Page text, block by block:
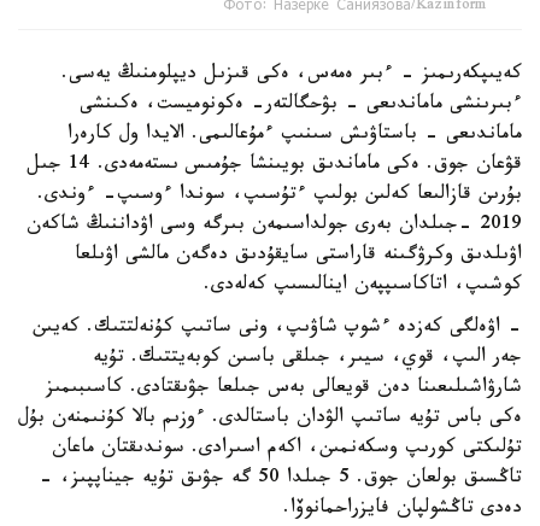
Фото: Назерке Саниязова/Kazinform
كەيىپكەرىمىز - ءبىر ەمەس، ەكى قىزىل ديپلومنىڭ يەسى.
ءبىرىنشى ماماندىعى - بۋحگالتەر- ەكونوميست، ەكىنشى
ماماندىعى - باستاۋىش سىنىپ ءمۇعالىمى. الايدا ول كارەرا
قۋعان جوق. ەكى ماماندىق بويىنشا جۇمىس ىستەمەدى. 14 جىل
بۇرىن قازالىعا كەلىن بولىپ ءتۇسىپ، سوندا ءوسىپ- ءوندى.
2019 -جىلدان بەرى جولداسىمەن بىرگە وسى اۋداننىڭ شاكەن
اۋىلدىق وكرۋگىنە قاراستى سايقۇدىق دەگەن مالشى اۋىلعا
كوشىپ، اتاكاسىپپەن اينالىسىپ كەلەدى.
- اۋەلگى كەزدە ءشوپ شاۋىپ، ونى ساتىپ كۇنەلتتىك. كەيىن
جەر الىپ، قوي، سيىر، جىلقى باسىن كوبەيتتىك. تۇيە
شارۋاشىلىعىنا دەن قويعالى بەس جىلعا جۋىقتادى. كاسىبىمىز
ەكى باس تۇيە ساتىپ الۋدان باستالدى. ءوزىم بالا كۇنىمنەن بۇل
تۇلىكتى كورىپ وسكەنمىن، اكەم اسىرادى. سوندىقتان ماعان
تاڭسىق بولعان جوق. 5 جىلدا 50 گە جۋىق تۇيە جيناپپىز، -
دەدى تاڭشولپان فايزراحمانوۆا.